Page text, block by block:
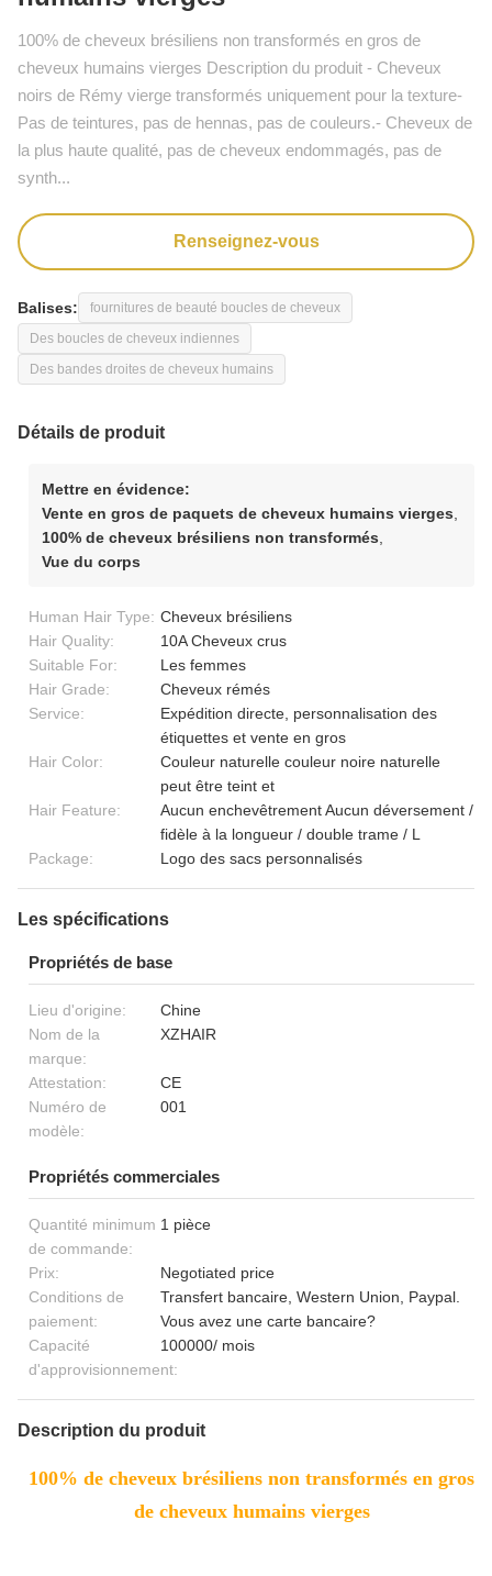
100% de cheveux brésiliens non transformés en gros de
cheveux humains vierges Description du produit - Cheveux
noirs de Rémy vierge transformés uniquement pour la texture-
Pas de teintures, pas de hennas, pas de couleurs.- Cheveux de
la plus haute qualité, pas de cheveux endommagés, pas de
synth...
Renseignez-vous
Balises:
fournitures de beauté boucles de cheveux
Des boucles de cheveux indiennes
Des bandes droites de cheveux humains
Détails de produit
Mettre en évidence:
Vente en gros de paquets de cheveux humains vierges
100% de cheveux brésiliens non transformés
Vue du corps
Human Hair Type: Cheveux brésiliens
Hair Quality:
10A Cheveux crus
Suitable For:
Les femmes
Hair Grade:
Cheveux rémés
Service:
Expédition directe, personnalisation des
étiquettes et vente en gros
Hair Color:
Couleur naturelle couleur noire naturelle
peut être teint et
Hair Feature:
Aucun enchevêtrement Aucun déversement /
fidèle à la longueur / double trame / L
Package:
Logo des sacs personnalisés
Les spécifications
Propriétés de base
Lieu d'origine:
Chine
Nom de la
marque:
XZHAIR
Attestation:
CE
Numéro de
modèle:
001
Propriétés commerciales
Quantité minimum
de commande:
1 pièce
Prix:
Negotiated price
Conditions de
paiement:
Transfert bancaire, Western Union, Paypal.
Vous avez une carte bancaire?
Capacité
d'approvisionnement:
100000/ mois
Description du produit
100% de cheveux brésiliens non transformés en gros
de cheveux humains vierges